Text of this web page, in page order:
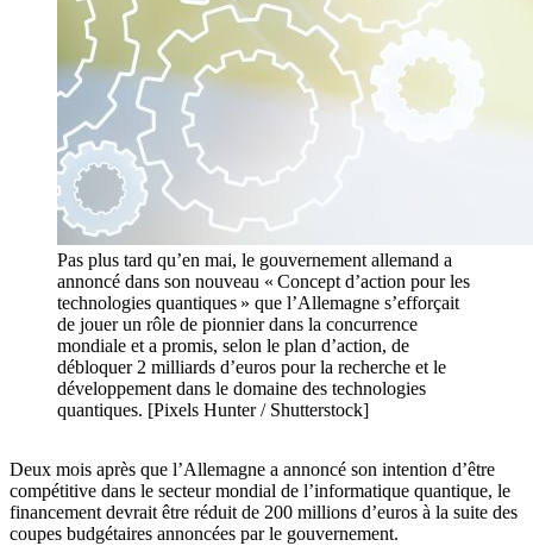
Pas plus tard qu’en mai, le gouvernement allemand a
annoncé dans son nouveau « Concept d’action pour les
technologies quantiques » que l’Allemagne s’efforçait
de jouer un rôle de pionnier dans la concurrence
mondiale et a promis, selon le plan d’action, de
débloquer 2 milliards d’euros pour la recherche et le
développement dans le domaine des technologies
quantiques. [Pixels Hunter / Shutterstock]
Deux mois après que l’Allemagne a annoncé son intention d’être
compétitive dans le secteur mondial de l’informatique quantique, le
financement devrait être réduit de 200 millions d’euros à la suite des
coupes budgétaires annoncées par le gouvernement.